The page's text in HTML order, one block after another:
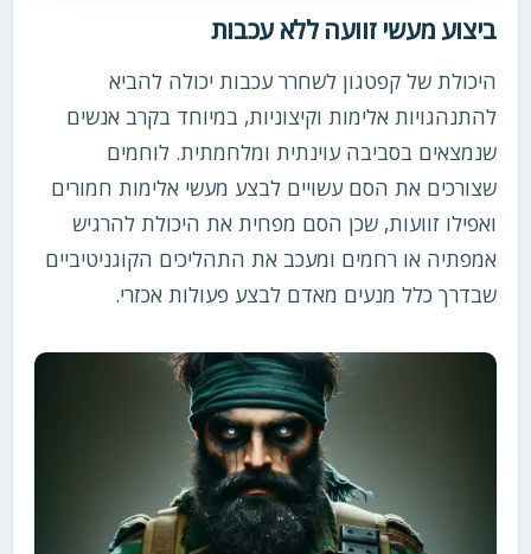
ביצוע מעשי זוועה ללא עכבות
היכולת של קפטגון לשחרר עכבות יכולה להביא
להתנהגויות אלימות וקיצוניות, במיוחד בקרב אנשים
שנמצאים בסביבה עוינתית ומלחמתית. לוחמים
שצורכים את הסם עשויים לבצע מעשי אלימות חמורים
ואפילו זוועות, שכן הסם מפחית את היכולת להרגיש
אמפתיה או רחמים ומעכב את התהליכים הקוגניטיביים
שבדרך כלל מנעים מאדם לבצע פעולות אכזרי.